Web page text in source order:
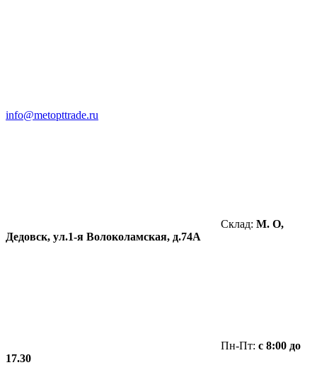
info@metopttrade.ru
Склад: М. О,
Дедовск, ул.1-я Волоколамская, д.74А
Пн-Пт: с 8:00 до
17.30